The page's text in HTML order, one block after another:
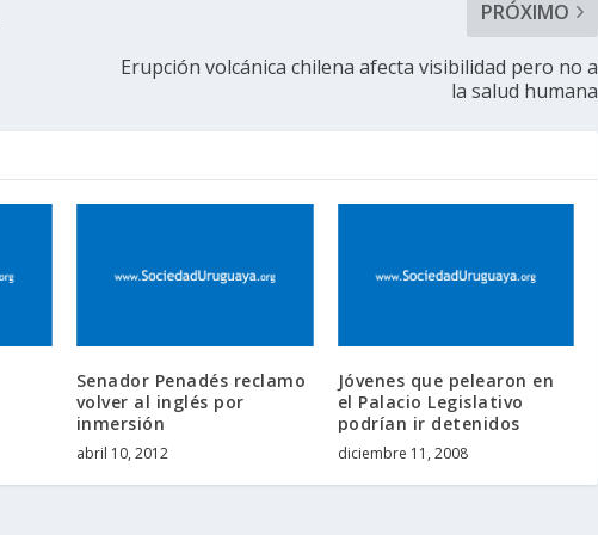
PRÓXIMO
Erupción volcánica chilena afecta visibilidad pero no a
la salud humana
Senador Penadés reclamo
volver al inglés por
inmersión
abril 10, 2012
Jóvenes que pelearon en
el Palacio Legislativo
podrían ir detenidos
diciembre 11, 2008